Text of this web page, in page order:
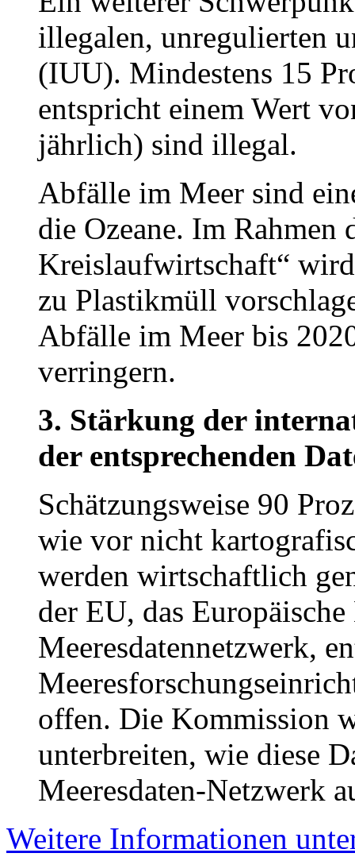
illegalen, unregulierten
(IUU). Mindestens 15
entspricht einem Wert
jährlich) sind illegal.
Abfälle im Meer sind
die Ozeane. Im Rahmen
Kreislaufwirtschaft“
zu Plastikmüll
Abfälle im Meer bis
verringern.
3. Stärkung der
der entsprechenden
Schätzungsweise 90
wie vor nicht
werden wirtschaftlich
der EU, das
Meeresdatennetzwerk,
offen. Die Kommission
unterbreiten, wie diese
Meeresdaten-Netzwerk
Weitere Informationen